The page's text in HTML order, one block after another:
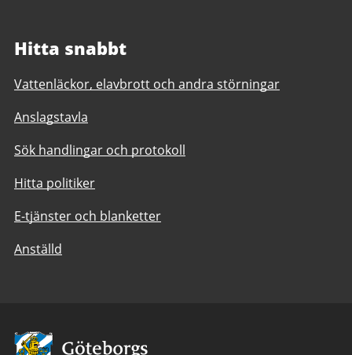
Hitta snabbt
Vattenläckor, elavbrott och andra störningar
Anslagstavla
Sök handlingar och protokoll
Hitta politiker
E-tjänster och blanketter
Anställd
Avsändare: